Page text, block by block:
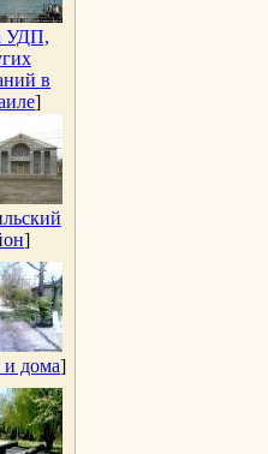
УДП,
в
]
]
дома]